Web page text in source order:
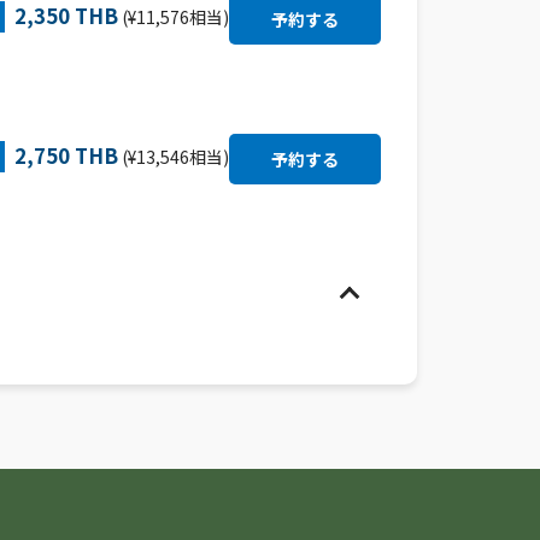
2,350 THB (¥11,576相当)
2,750 THB (¥13,546相当)